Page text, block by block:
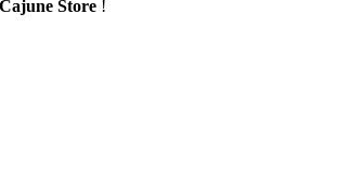
Cajune Store !